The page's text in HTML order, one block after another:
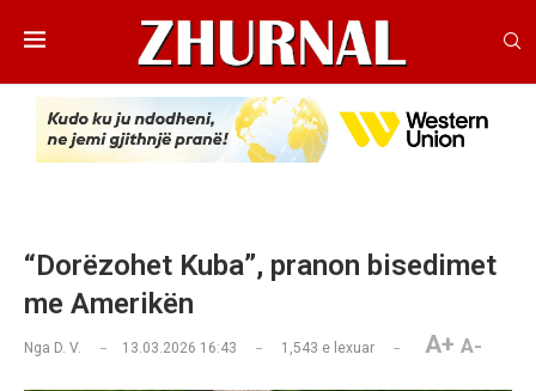
“Dorëzohet Kuba”, pranon bisedimet
me Amerikën
Nga D. V. 13.03.2026 16:43 1,543 e lexuar A+ A-